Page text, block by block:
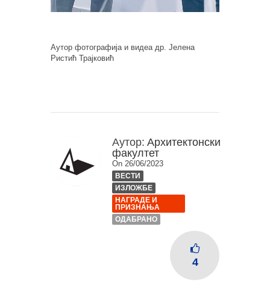
Аутор фотографија и видеа др. Јелена
Ристић Трајковић
Аутор: Архитектонски
факултет
On 26/06/2023
ВЕСТИ
ИЗЛОЖБЕ
НАГРАДЕ И
ПРИЗНАЊА
ОДАБРАНО
4